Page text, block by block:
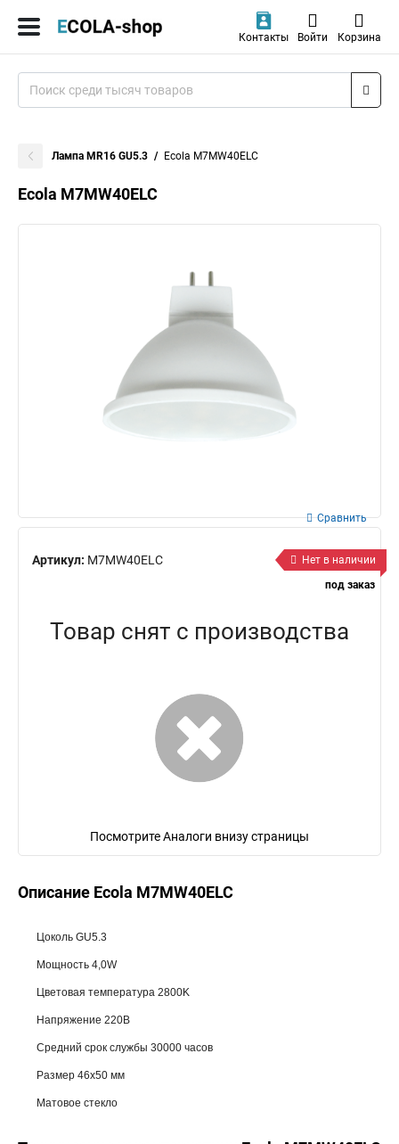
Контакты Войти Корзина
Лампа MR16 GU5.3 Ecola M7MW40ELC
Ecola M7MW40ELC
Артикул: M7MW40ELC
Сравнить
Нет в наличии
под заказ
Товар снят с производства
Посмотрите Аналоги внизу страницы
Описание Ecola M7MW40ELC
Цоколь GU5.3
Мощность 4,0W
Цветовая температура 2800K
Напряжение 220В
Средний срок службы 30000 часов
Размер 46x50 мм
Матовое стекло